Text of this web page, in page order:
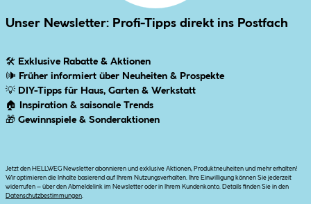
Unser Newsletter: Profi-Tipps direkt ins Postfach
🛠 Exklusive Rabatte & Aktionen
🕪 Früher informiert über Neuheiten & Prospekte
💡 DIY-Tipps für Haus, Garten & Werkstatt
🏠
Inspiration & saisonale Trends
🎁 Gewinnspiele & Sonderaktionen
Jetzt den HELLWEG Newsletter abonnieren und exklusive Aktionen, Produktneuheiten und mehr erhalten!
Wir optimieren die Inhalte basierend auf Ihrem Nutzungsverhalten. Ihre Einwilligung können Sie jederzeit
widerrufen – über den Abmeldelink im Newsletter oder in Ihrem Kundenkonto. Details finden Sie in den
Datenschutzbestimmungen